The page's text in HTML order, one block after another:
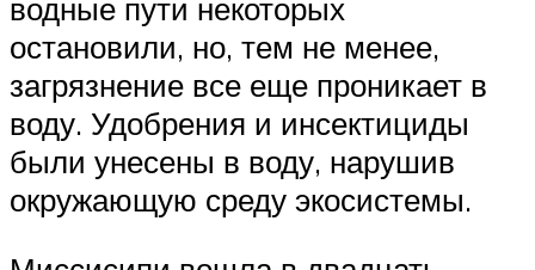
водные пути некоторых
остановили, но, тем не менее,
загрязнение все еще проникает в
воду. Удобрения и инсектициды
были унесены в воду, нарушив
окружающую среду экосистемы.